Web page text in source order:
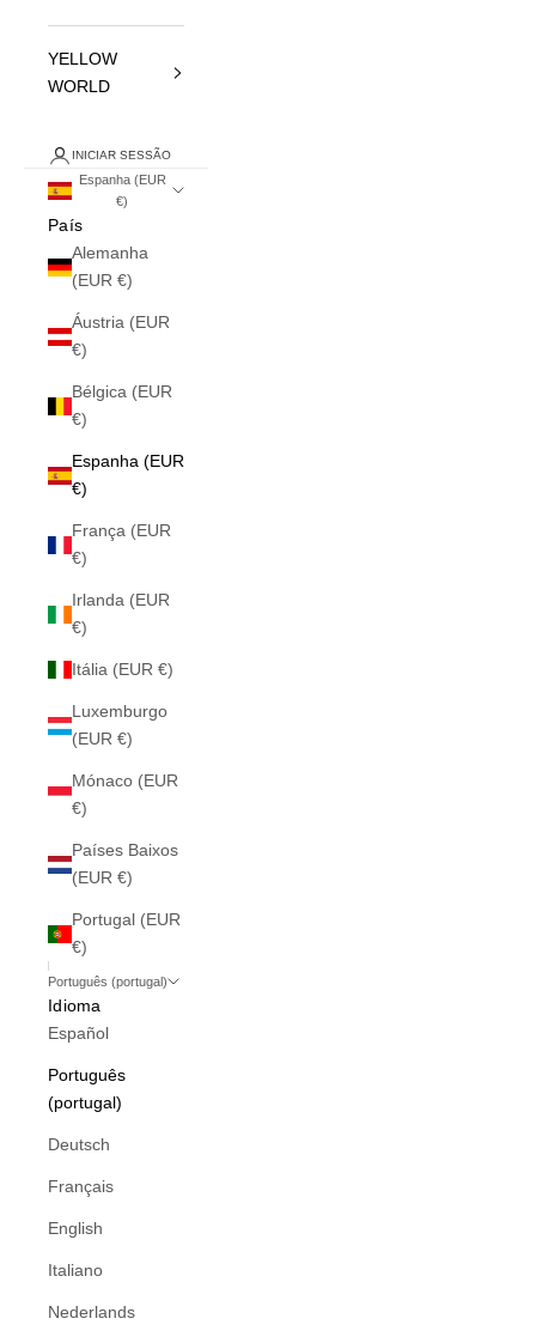
YELLOW
WORLD
INICIAR SESSÃO
Espanha (EUR
€)
País
Alemanha
(EUR €)
Áustria (EUR
€)
Bélgica (EUR
€)
Espanha (EUR
€)
França (EUR
€)
Irlanda (EUR
€)
Itália (EUR €)
Luxemburgo
(EUR €)
Mónaco (EUR
€)
Países Baixos
(EUR €)
Portugal (EUR
€)
Português (portugal)
Idioma
Español
Português
(portugal)
Deutsch
Français
English
Italiano
Nederlands